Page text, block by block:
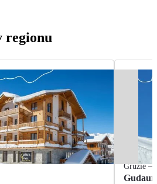
regionu
Gruzie –